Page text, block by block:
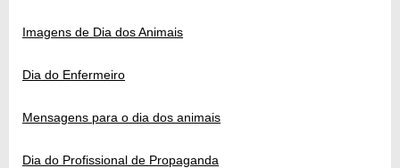
Imagens de Dia dos Animais
Dia do Enfermeiro
Mensagens para o dia dos animais
Dia do Profissional de Propaganda